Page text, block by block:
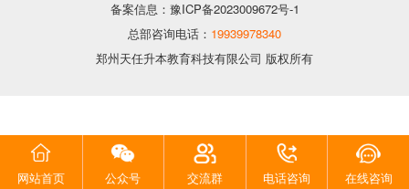
备案信息：豫ICP备2023009672号-1
总部咨询电话： 19939978340
郑州天任升本教育科技有限公司 版权所有
网站首页 公众号 交流群 电话咨询 在线咨询